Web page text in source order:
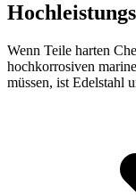
Wenn Teile harten
hochkorrosiven
müssen, ist Edelstahl